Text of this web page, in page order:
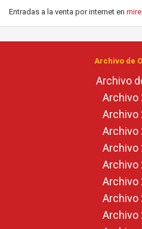
Entradas a la venta por internet en
Archivo de
Archivo
Archivo
Archivo
Archivo
Archivo
Archivo
Archivo
Archivo
Archivo